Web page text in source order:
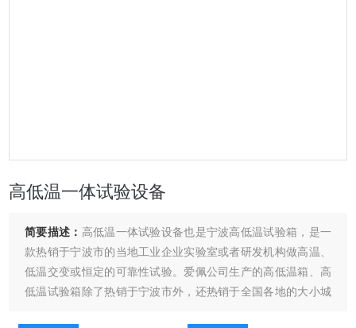
高低温一体试验设备
简要描述： 高低温一体试验设备也是宁波高低温试验箱，是一
款热销于宁波市的当地工业企业实验室或者研发机构做高温、
低温交变或恒定的可靠性试验。爱佩公司生产的高低温箱、高
低温试验箱除了热销于宁波市外，还热销于全国各地的大小城